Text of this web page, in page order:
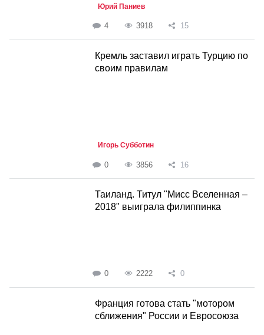
Юрий Паниев
4 3918 15
Кремль заставил играть Турцию по
своим правилам
Игорь Субботин
0 3856 16
Таиланд. Титул "Мисс Вселенная –
2018" выиграла филиппинка
0 2222 0
Франция готова стать "мотором
сближения" России и Евросоюза